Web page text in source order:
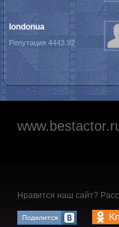
londonua
Репутация 4443.92
Нравится наш сайт?